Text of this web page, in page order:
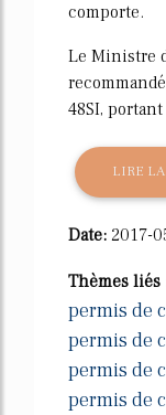
comporte.
Le Ministre
48SI,
LIRE
Date: 2017-
Thèmes liés
permis de
permis de
permis de
permis de